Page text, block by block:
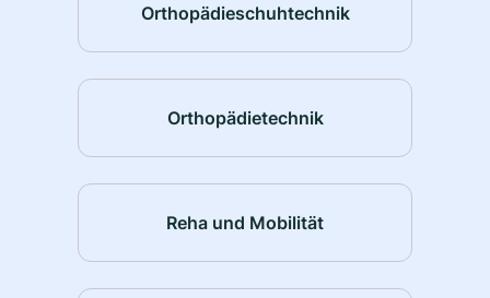
Orthopädieschuhtechnik
Orthopädietechnik
Reha und Mobilität